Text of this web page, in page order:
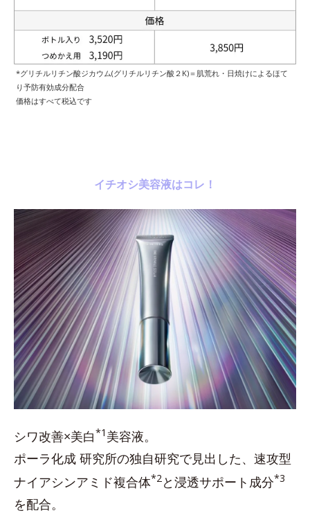
*グリチルリチン酸ジカウム(グリチルリチン酸２K)＝肌荒れ・日焼けによるほて
り予防有効成分配合
価格はすべて税込です
イチオシ美容液はコレ！
シワ改善×美白*1 美容液。
ポーラ化成 研究所の独自研究で見出した、速攻型
ナイアシンアミド複合体*2 と浸透サポート成分*3
を配合。